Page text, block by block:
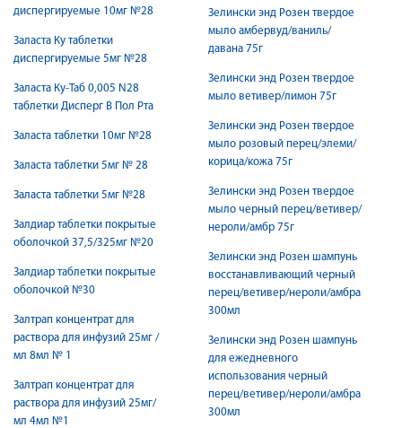
диспергируемые 10мг №28
Заласта Ку таблетки
диспергируемые 5мг №28
Заласта Ку-Таб 0,005 N28
таблетки Дисперг В Пол Рта
Заласта таблетки 10мг №28
Заласта таблетки 5мг № 28
Заласта таблетки 5мг №28
Залдиар таблетки покрытые
оболочкой 37,5/325мг №20
Залдиар таблетки покрытые
оболочкой №30
Залтрап концентрат для
раствора для инфузий 25мг /
мл 8мл № 1
Залтрап концентрат для
раствора для инфузий 25мг/
мл 4мл №1
Зелински энд Розен твердое
мыло амбервуд/ваниль/
давана 75г
Зелински энд Розен твердое
мыло ветивер/лимон 75г
Зелински энд Розен твердое
мыло розовый перец/элеми/
корица/кожа 75г
Зелински энд Розен твердое
мыло черный перец/ветивер/
нероли/амбр 75г
Зелински энд Розен шампунь
восстанавливающий черный
перец/ветивер/нероли/амбра
300мл
Зелински энд Розен шампунь
для ежедневного
использования черный
перец/ветивер/нероли/амбра
300мл